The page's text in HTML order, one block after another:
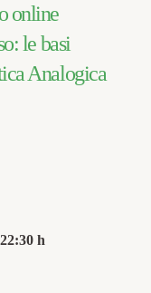
online
le basi
Analogica
22:30 h